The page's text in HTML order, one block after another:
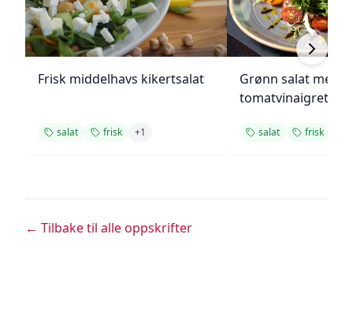
Frisk middelhavs kikertsalat
salat frisk +1
Grønn salat med
tomatvinaigrette
salat frisk
← Tilbake til alle oppskrifter